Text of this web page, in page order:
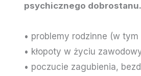
psychicznego dobrostanu.
• problemy rodzinne (w
• kłopoty w życiu
• poczucie zagubienia,